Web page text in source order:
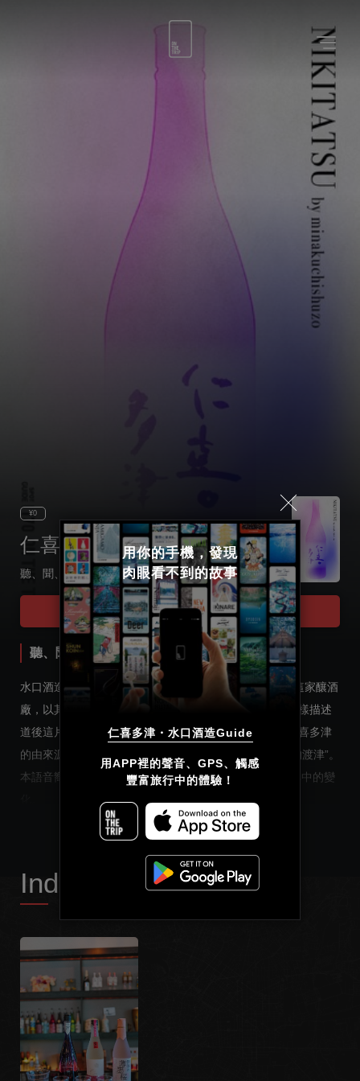
¥0
仁喜多津・水口酒造
聽、聞、品 通過五感、品日本清酒
Tour Start
用你的手機，發現
肉眼看不到的故事
仁喜多津・水口酒造Guide
用APP裡的聲音、GPS、觸感
豐富旅行中的體驗！
聽、聞、品 通過五感、品日本清酒
水口酒造、創立于道後溫泉本館竣工的第二年1895年。這家釀酒
廠，以其品牌清酒“仁喜多津”而聞名。《萬葉集》中曾這樣描述
道後這片土地：“熟田津乘船待月，未漲潮則船不行”。仁喜多津
的由來源於這裡的地名“熟田津”，意為“充滿仁愛和喜悅的渡津”。
本語音嚮導，將為您介紹三款清酒，通過進行比較感受其中的變
希望我們的講解，能幫助大家拓展五感！
Index List
Select language
日本語
English
简体中文
Français